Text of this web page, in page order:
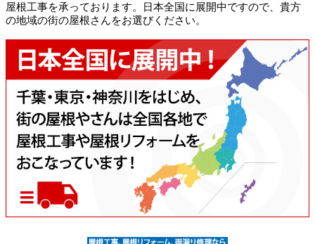
屋根工事を承っております。日本全国に展開中ですので、貴方
の地域の街の屋根さんをお選びください。